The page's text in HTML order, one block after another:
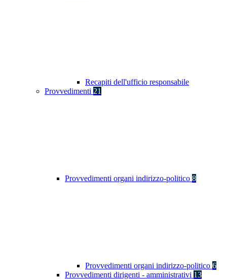
Recapiti dell'ufficio responsabile
Provvedimenti 21
Provvedimenti organi indirizzo-politico 8
Provvedimenti organi indirizzo-politico 6
Provvedimenti dirigenti - amministrativi 13